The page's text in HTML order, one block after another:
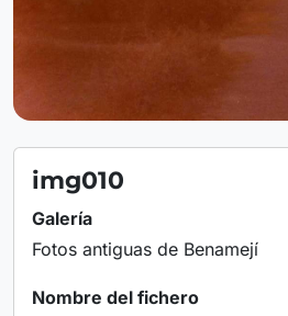
img010
Galería
Fotos antiguas de Benamejí
Nombre del fichero